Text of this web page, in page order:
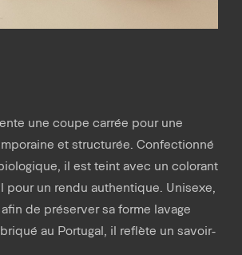
une coupe carrée pour une
et structurée. Confectionné
il est teint avec un colorant
pour un rendu authentique. Unisexe,
de préserver sa forme lavage
au Portugal, il reflète un savoir-